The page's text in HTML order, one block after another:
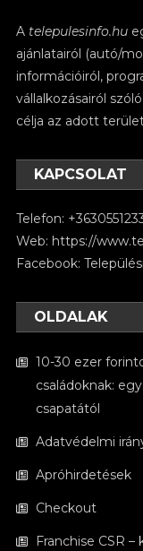
A telepulesinfo.hu
ajánlatairól (autó/
információiról,
vállalkozásairól
célja az adott
KAPCSOLAT
Telefon:
Web: https://
Facebook:
OLDALAK
10-30 ezer
családoknak:
csapatától
Adatvédelmi
Apróhirdetések
Checkout
Franchise CSR